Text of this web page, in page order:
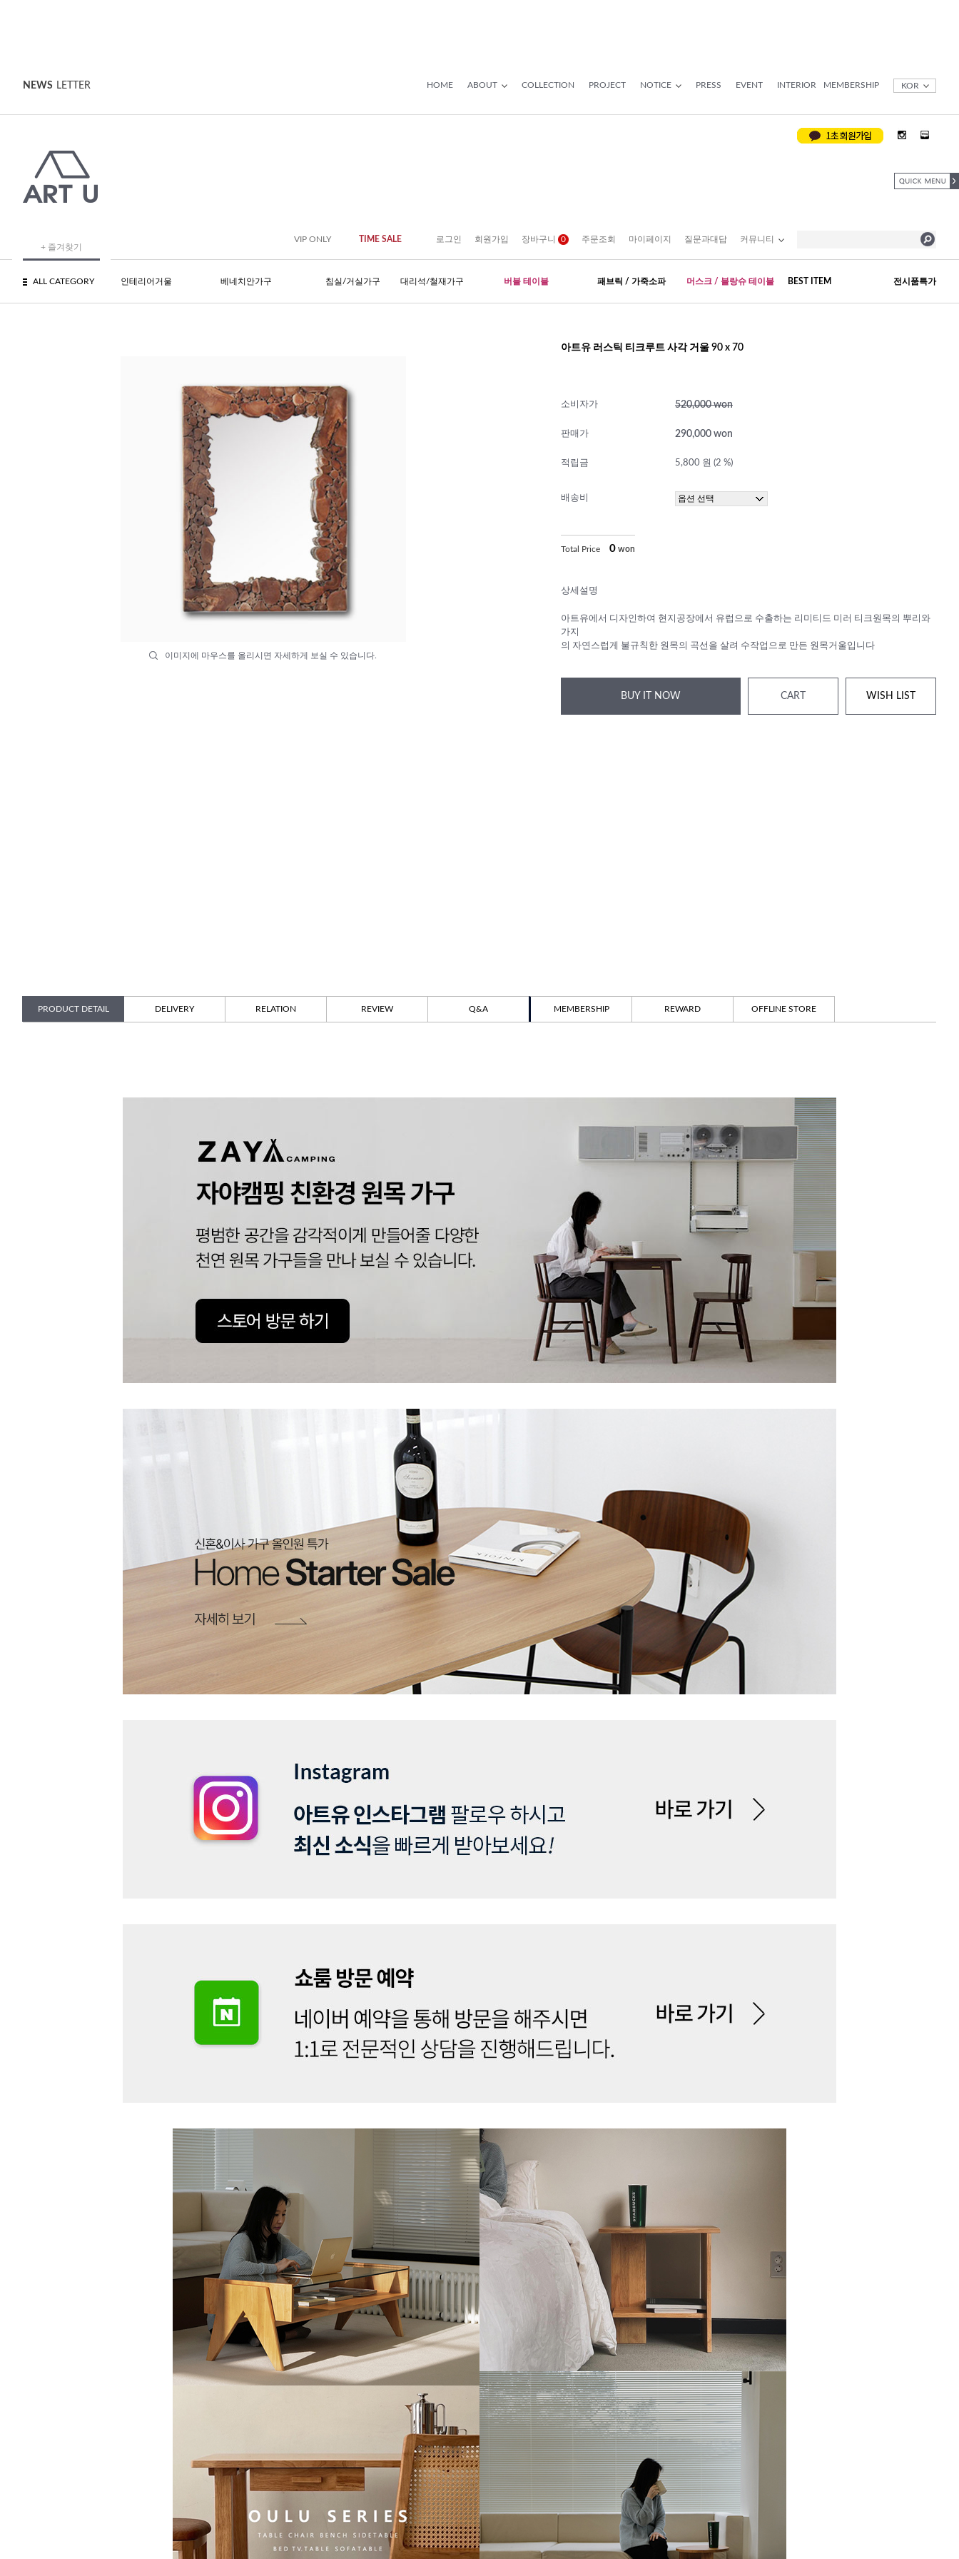
NEWS LETTER HOME ABOUT COLLECTION PROJECT NOTICE PRESS EVENT INTERIOR MEMBERSHIP KOR
+ 즐겨찾기
VIP ONLY TIME SALE 로그인 회원가입 장바구니 0 주문조회 마이페이지 질문과대답 커뮤니티
ALL CATEGORY 인테리어거울 베네치안가구 침실/거실가구 대리석/철재가구 버블 테이블 패브릭 / 가죽소파 머스크 / 블랑슈 테이블 BEST ITEM 전시품특가
이미지에 마우스를 올리시면 자세하게 보실 수 있습니다.
아트유 러스틱 티크루트 사각 거울 90 x 70
소비자가 520,000 won
판매가 290,000 won
적립금 5,800 원 (2 %)
배송비
Total Price 0 won
상세설명
아트유에서 디자인하여 현지공장에서 유럽으로 수출하는 리미티드 미러 티크원목의 뿌리와
가지
의 자연스럽게 불규칙한 원목의 곡선을 살려 수작업으로 만든 원목거울입니다
BUY IT NOW CART WISH LIST
PRODUCT DETAIL DELIVERY RELATION REVIEW Q&A MEMBERSHIP REWARD OFFLINE STORE